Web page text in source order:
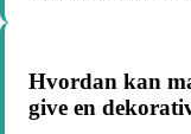
Hvordan kan
give en